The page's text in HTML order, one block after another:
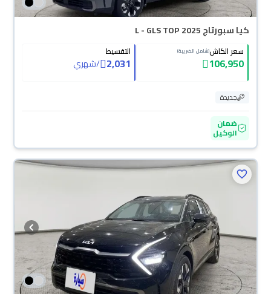
كيا سبورتاج L - GLS TOP 2025
سعر الكاش(شامل الضريبة)
106,950
التقسيط
2,031
/شهري
جديدة
ضمان
الوكيل